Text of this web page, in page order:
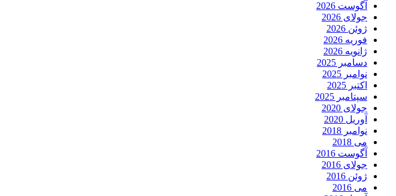
آگوست 2026
جولای 2026
ژوئن 2026
فوریه 2026
ژانویه 2026
دسامبر 2025
نوامبر 2025
اکتبر 2025
سپتامبر 2025
جولای 2020
آوریل 2020
نوامبر 2018
می 2018
آگوست 2016
جولای 2016
ژوئن 2016
می 2016